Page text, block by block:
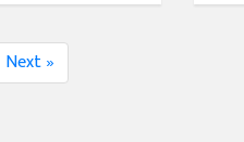
Next »